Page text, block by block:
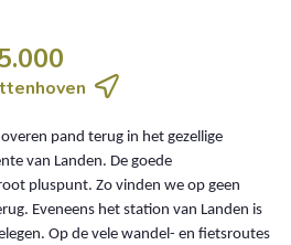
pand terug in het gezellige
van Landen. De goede
pluspunt. Zo vinden we op geen
Eveneens het station van Landen is
Op de vele wandel- en fietsroutes